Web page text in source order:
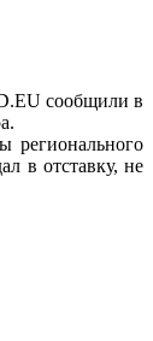
сообщили в
регионального
в отставку, не